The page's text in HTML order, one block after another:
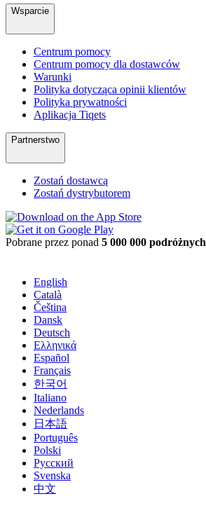
Wsparcie
Centrum pomocy
Centrum pomocy dla dostawców
Warunki
Polityka dotycząca opinii klientów
Polityka prywatności
Aplikacja Tiqets
Partnerstwo
Zostań dostawcą
Zostań dystrybutorem
Pobrane przez ponad 5 000 000 podróżnych
English
Català
Čeština
Dansk
Deutsch
Ελληνικά
Español
Français
한국어
Italiano
Nederlands
日本語
Português
Polski
Русский
Svenska
中文